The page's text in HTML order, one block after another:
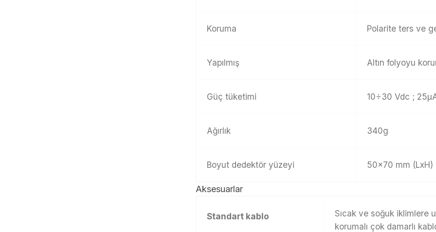
Koruma Polarite ters ve
Yapılmış Altın folyoyu
Güç tüketimi 10÷30 Vdc ;
Ağırlık 340g
Boyut dedektör yüzeyi 50×70 mm
Aksesuarlar
Standart kablo
Sıcak ve soğuk iklimlere
korumalı çok damarlı